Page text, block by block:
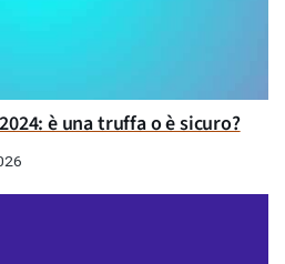
è una truffa o è sicuro?